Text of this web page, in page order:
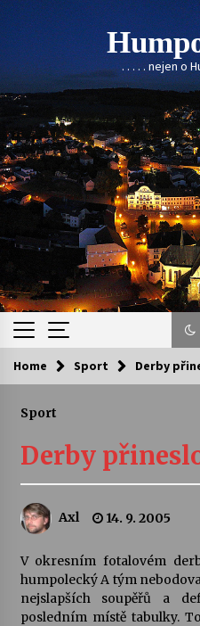
Skip
to
content
. . . . . nejen o
Kam za
Sukuba
4. 8. 2026
Vernisáž
kapkou
Veselí
30. 7. 2026
Home Sport Derby
Sport
Derby
Axl 14. 9. 2005
V okresním fotalovém
humpolecký A tým
nejslapších soupěřů a
posledním místě tabulky.